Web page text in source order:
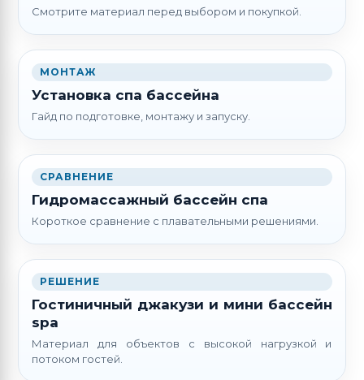
Смотрите материал перед выбором и покупкой.
МОНТАЖ
Установка спа бассейна
Гайд по подготовке, монтажу и запуску.
СРАВНЕНИЕ
Гидромассажный бассейн спа
Короткое сравнение с плавательными решениями.
РЕШЕНИЕ
Гостиничный джакузи и мини бассейн
spa
Материал для объектов с высокой нагрузкой и
потоком гостей.